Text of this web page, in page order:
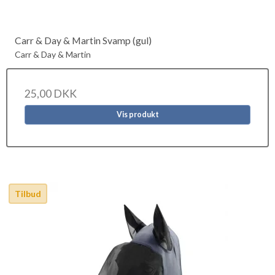
Carr & Day & Martin Svamp (gul)
Carr & Day & Martin
25,00 DKK
Vis produkt
Tilbud